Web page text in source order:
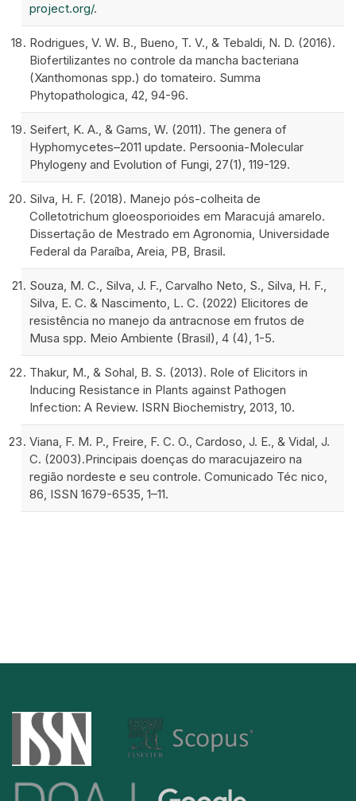
project.org/.
Rodrigues, V. W. B., Bueno, T. V., & Tebaldi, N. D. (2016).
Biofertilizantes no controle da mancha bacteriana
(Xanthomonas spp.) do tomateiro. Summa
Phytopathologica, 42, 94-96.
Seifert, K. A., & Gams, W. (2011). The genera of
Hyphomycetes–2011 update. Persoonia-Molecular
Phylogeny and Evolution of Fungi, 27(1), 119-129.
Silva, H. F. (2018). Manejo pós-colheita de
Colletotrichum gloeosporioides em Maracujá amarelo.
Dissertação de Mestrado em Agronomia, Universidade
Federal da Paraíba, Areia, PB, Brasil.
Souza, M. C., Silva, J. F., Carvalho Neto, S., Silva, H. F.,
Silva, E. C. & Nascimento, L. C. (2022) Elicitores de
resistência no manejo da antracnose em frutos de
Musa spp. Meio Ambiente (Brasil), 4 (4), 1-5.
Thakur, M., & Sohal, B. S. (2013). Role of Elicitors in
Inducing Resistance in Plants against Pathogen
Infection: A Review. ISRN Biochemistry, 2013, 10.
Viana, F. M. P., Freire, F. C. O., Cardoso, J. E., & Vidal, J.
C. (2003).Principais doenças do maracujazeiro na
região nordeste e seu controle. Comunicado Téc nico,
86, ISSN 1679-6535, 1–11.